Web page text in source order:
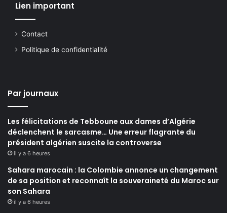
Lien important
Contact
Politique de confidentialité
Par journaux
Les félicitations de Tebboune aux dames d’Algérie
déclenchent le sarcasme… Une erreur flagrante du
président algérien suscite la controverse
il y a 6 heures
Sahara marocain : la Colombie annonce un changement
de sa position et reconnaît la souveraineté du Maroc sur
son Sahara
il y a 6 heures